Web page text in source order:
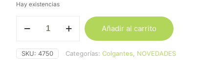
Hay existencias
Miguel
Arcángel
Añadir al carrito
SKU: 4750 Categorías: Colgantes NOVEDADES